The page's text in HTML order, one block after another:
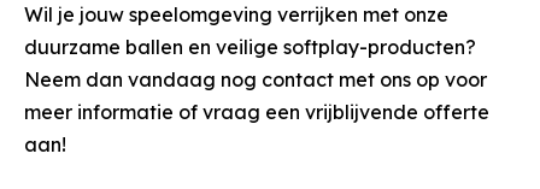
Wil je jouw speelomgeving verrijken met onze
duurzame ballen en veilige softplay-producten?
Neem dan vandaag nog contact met ons op voor
meer informatie of vraag een vrijblijvende offerte
aan!